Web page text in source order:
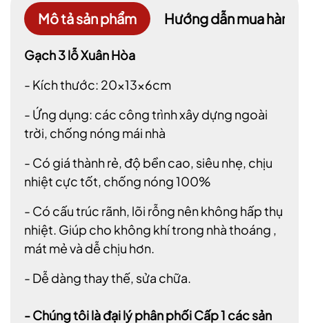
Mô tả sản phẩm Hướng dẫn mua hàng
Gạch 3 lỗ Xuân Hòa
- Kích thước: 20x13x6cm
- Ứng dụng: các công trình xây dựng ngoài
trời, chống nóng mái nhà
- Có giá thành rẻ, độ bền cao, siêu nhẹ, chịu
nhiệt cực tốt, chống nóng 100%
- Có cấu trúc rãnh, lõi rỗng nên không hấp thụ
nhiệt. Giúp cho không khí trong nhà thoáng ,
mát mẻ và dễ chịu hơn.
- Dễ dàng thay thế, sửa chữa.
- Chúng tôi là đại lý phân phối Cấp 1 các sản